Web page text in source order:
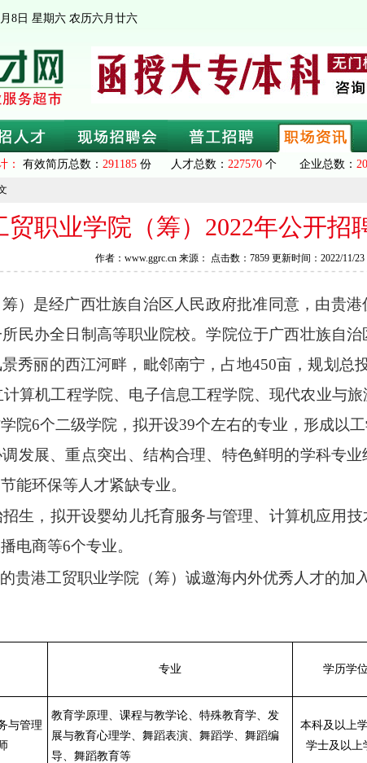
8日 星期六 农历六月廿六
： 有效简历总数： 291185 份 人才总数： 227570 个 企业总数：
贸职业学院（筹）2022年公开招
作者：www.ggrc.cn 来源： 点击数：7859 更新时间：2022/11/23
）是经广西壮族自治区人民政府批准同意，由贵
民办全日制高等职业院校。学院位于广西壮族自
秀丽的西江河畔，毗邻南宁，占地450亩，规划总
计算机工程学院、电子信息工程学院、现代农业与
院6个二级学院，拟开设39个左右的专业，形成以
发展、重点突出、结构合理、特色鲜明的学科专
能环保等人才紧缺专业。
生， 拟开设婴幼儿托育服务与管理、计算机应用技
电商等6个专业。
贵港工贸职业学院（筹）诚邀海内外优秀人才的加
专业 学历学位
与管理
教育学原理、课程与教学论、特殊教育学、发
展与教育心理学、舞蹈表演、舞蹈学、舞蹈编
导、舞蹈教育等
本科及以上
学士及以上